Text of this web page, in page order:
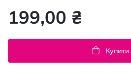
199,00 ₴
Купити